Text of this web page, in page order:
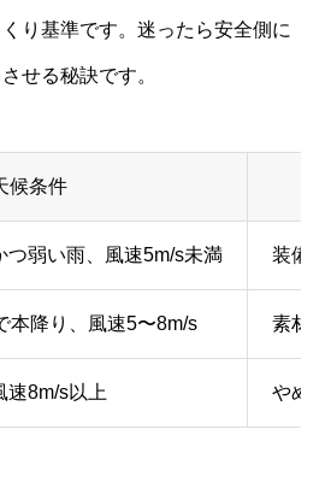
り基準です。迷ったら安全側に
せる秘訣です。
候条件
つ弱い雨、風速5m/s未満 装備
本降り、風速5〜8m/s 素材
速8m/s以上 やめ